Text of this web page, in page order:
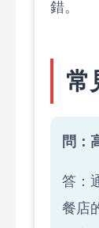
錯。
常
問：
答：
餐店